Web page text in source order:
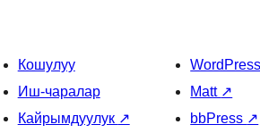
Кошулуу
Иш-чаралар
Кайрымдуулук ↗
Matt ↗
bbPress ↗